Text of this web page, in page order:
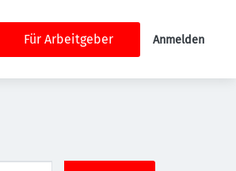
Für Arbeitgeber Anmelden